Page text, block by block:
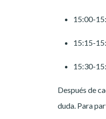
15:00-
15:15-
15:30-
Después de
duda. Para